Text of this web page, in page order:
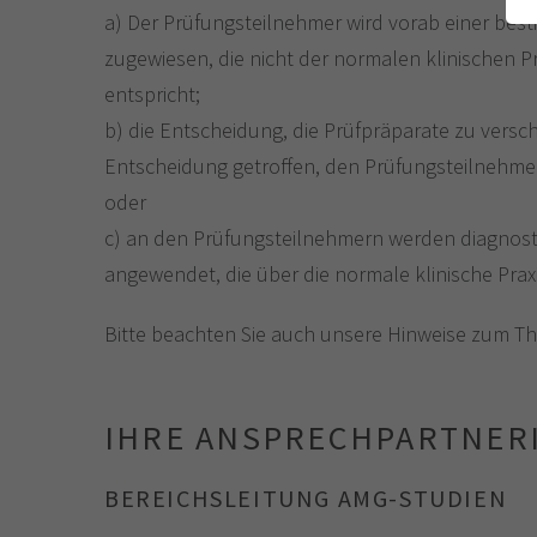
a) Der Prüfungsteilnehmer wird vorab einer
zugewiesen, die nicht der normalen klinischen
entspricht;
b) die Entscheidung, die Prüfpräparate zu
Entscheidung getroffen, den
oder
c) an den Prüfungsteilnehmern werden
angewendet, die über die normale klinische
Bitte beachten Sie auch unsere Hinweise zum
IHRE
BEREICHSLEITUNG AMG-STUDIEN